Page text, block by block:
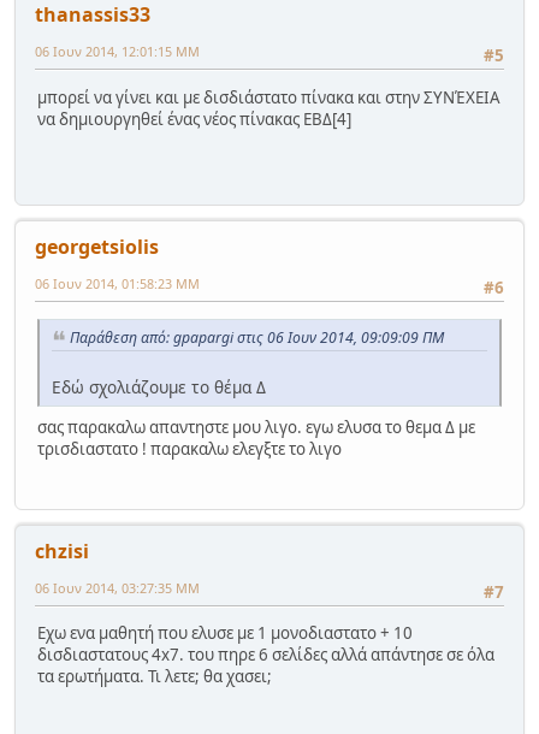
thanassis33
#5
06 Ιουν 2014, 12:01:15 ΜΜ
μπορεί να γίνει και με δισδιάστατο πίνακα και στην ΣΥΝΈΧΕΙΑ
να δημιουργηθεί ένας νέος πίνακας ΕΒΔ[4]
georgetsiolis
#6
06 Ιουν 2014, 01:58:23 ΜΜ
Παράθεση από: gpapargi στις 06 Ιουν 2014, 09:09:09 ΠΜ
Εδώ σχολιάζουμε το θέμα Δ
σας παρακαλω απαντηστε μου λιγο. εγω ελυσα το θεμα Δ με
τρισδιαστατο ! παρακαλω ελεγξτε το λιγο
chzisi
#7
06 Ιουν 2014, 03:27:35 ΜΜ
Εχω ενα μαθητή που ελυσε με 1 μονοδιαστατο + 10
δισδιαστατους 4x7. του πηρε 6 σελίδες αλλά απάντησε σε όλα
τα ερωτήματα. Τι λετε; θα χασει;